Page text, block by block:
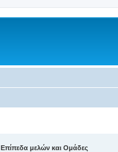
Επίπεδα μελών και Ομάδες